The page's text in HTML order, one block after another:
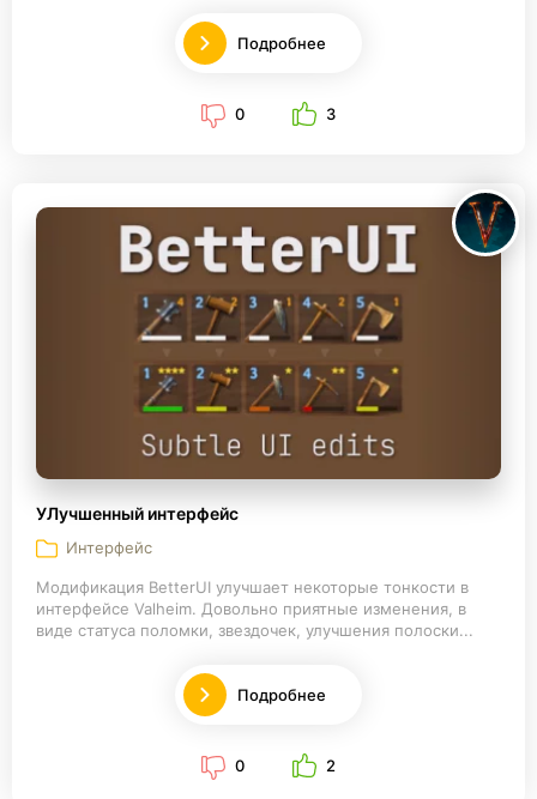
Подробнее
0 3
УЛучшенный интерфейс
Интерфейс
Модификация BetterUI улучшает некоторые тонкости в
интерфейсе Valheim. Довольно приятные изменения, в
виде статуса поломки, звездочек, улучшения полоски...
Подробнее
0 2